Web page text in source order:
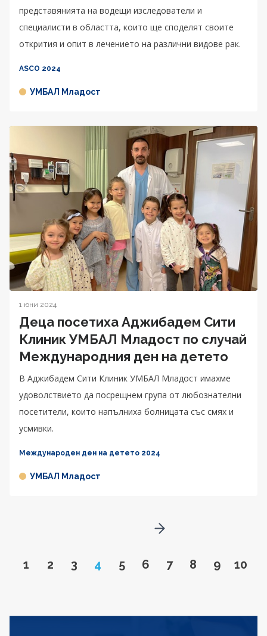
представянията на водещи изследователи и
специалисти в областта, които ще споделят своите
открития и опит в лечението на различни видове рак.
ASCO 2024
УМБАЛ Младост
1 юни 2024
Деца посетиха Аджибадем Сити
Клиник УМБАЛ Младост по случай
Международния ден на детето
В Аджибадем Сити Клиник УМБАЛ Младост имахме
удоволствието да посрещнем група от любознателни
посетители, които напълниха болницата със смях и
усмивки.
Международен ден на детето 2024
УМБАЛ Младост
Go to page
1 Go to page
2 Go to page
3 Page
4 Go to page
5 Go to page
6 Go to page
7 Go to page
8 Go to
9 Go
10
Go to next page